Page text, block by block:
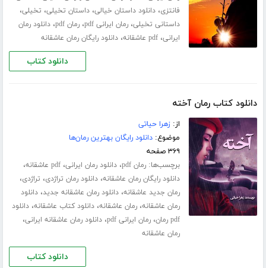
فانتزی،دانلود داستان خیالی،داستان تخیلی، تخیلی،
داستانی تخیلی،رمان ایرانی pdf ،رمان pdf ،دانلود رمان
ایرانی،pdf عاشقانه ،دانلود رایگان رمان عاشقانه
دانلود کتاب
دانلود کتاب رمان آخته
از:زهرا حیاتی
موضوع:دانلود رایگان بهترین رمان‌ها
۳۶۹ صفحه
برچسب‌ها:رمان pdf ،دانلود رمان ایرانی،pdf عاشقانه ،
دانلود رایگان رمان عاشقانه،دانلود رمان تراژدی، تراژدی،
رمان جدید عاشقانه،دانلود رمان عاشقانه جدید،دانلود
رمان عاشقانه،رمان عاشقانه،دانلود کتاب عاشقانه،دانلود
pdf رمان
،رمان ایرانی pdf ،دانلود رمان عاشقانه ایرانی،
رمان عاشقانه
دانلود کتاب